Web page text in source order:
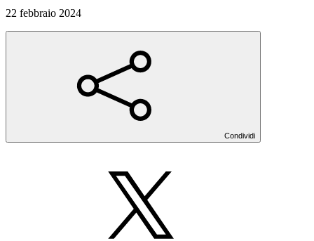
22 febbraio 2024
Condividi